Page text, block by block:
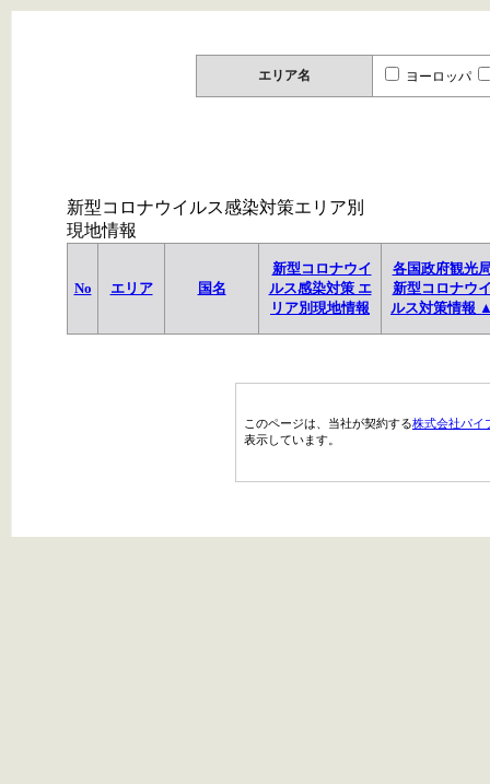
エリア名 ヨーロッパ
新型コロナウイルス感染対策エリア別
現地情報
No エリア 国名
新型コロナウイ
ルス感染対策 エ
リア別現地情報
各国政府観光
新型コロナウ
ルス対策情報
このページは、当社が契約する株式会社パイ
表示しています。